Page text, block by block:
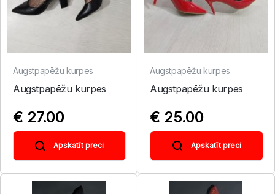
Augstpapēžu kurpes
Augstpapēžu kurpes
€ 27.00
Apskatīt preci
Augstpapēžu kurpes
Augstpapēžu kurpes
€ 25.00
Apskatīt preci